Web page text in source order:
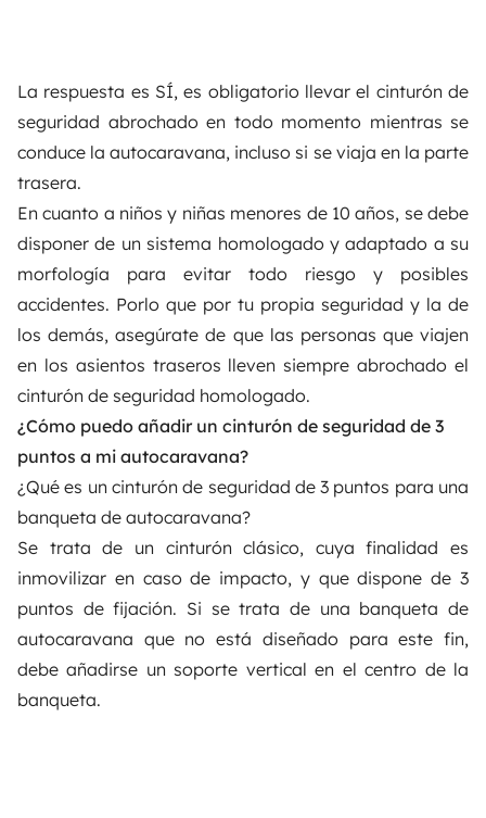
La respuesta es SÍ, es obligatorio llevar el cinturón de
seguridad abrochado en todo momento mientras se
conduce la autocaravana, incluso si se viaja en la parte
trasera.
En cuanto a niños y niñas menores de 10 años, se debe
disponer de un sistema homologado y adaptado a su
morfología para evitar todo riesgo y posibles
accidentes. Porlo que por tu propia seguridad y la de
los demás, asegúrate de que las personas que viajen
en los asientos traseros lleven siempre abrochado el
cinturón de seguridad homologado.
¿Cómo puedo añadir un cinturón de seguridad de 3
puntos a mi autocaravana?
¿Qué es un cinturón de seguridad de 3 puntos para una
banqueta de autocaravana?
Se trata de un cinturón clásico, cuya finalidad es
inmovilizar en caso de impacto, y que dispone de 3
puntos de fijación. Si se trata de una banqueta de
autocaravana que no está diseñado para este fin,
debe añadirse un soporte vertical en el centro de la
banqueta.